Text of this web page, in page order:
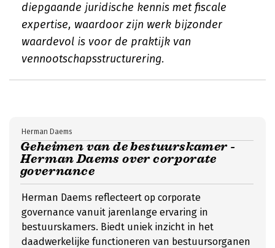
diepgaande juridische kennis met fiscale
expertise, waardoor zijn werk bijzonder
waardevol is voor de praktijk van
vennootschapsstructurering.
Geheimen van de bestuurskamer -
Herman Daems over corporate
governance
Herman Daems
Herman Daems reflecteert op corporate
governance vanuit jarenlange ervaring in
bestuurskamers. Biedt uniek inzicht in het
daadwerkelijke functioneren van bestuursorganen